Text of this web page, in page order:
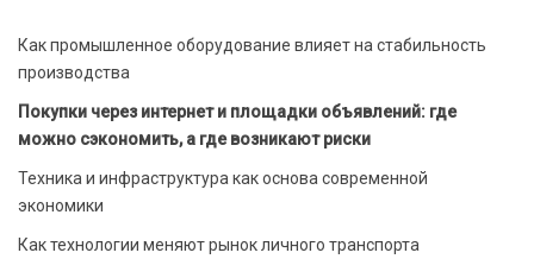
Как промышленное оборудование влияет на стабильность
производства
Покупки через интернет и площадки объявлений: где
можно сэкономить, а где возникают риски
Техника и инфраструктура как основа современной
экономики
Как технологии меняют рынок личного транспорта